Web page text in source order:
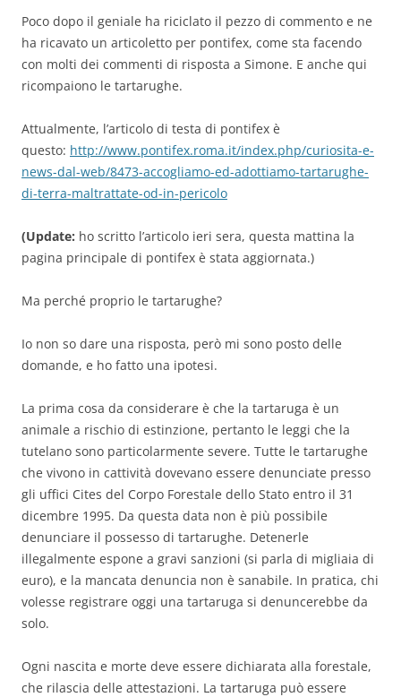
Poco dopo il geniale ha riciclato il pezzo di commento e ne
ha ricavato un articoletto per pontifex, come sta facendo
con molti dei commenti di risposta a Simone. E anche qui
ricompaiono le tartarughe.
Attualmente, l’articolo di testa di pontifex è
questo: http://www.pontifex.roma.it/index.php/curiosita-e-
news-dal-web/8473-accogliamo-ed-adottiamo-tartarughe-
di-terra-maltrattate-od-in-pericolo
(Update: ho scritto l’articolo ieri sera, questa mattina la
pagina principale di pontifex è stata aggiornata.)
Ma perché proprio le tartarughe?
Io non so dare una risposta, però mi sono posto delle
domande, e ho fatto una ipotesi.
La prima cosa da considerare è che la tartaruga è un
animale a rischio di estinzione, pertanto le leggi che la
tutelano sono particolarmente severe. Tutte le tartarughe
che vivono in cattività dovevano essere denunciate presso
gli uffici Cites del Corpo Forestale dello Stato entro il 31
dicembre 1995. Da questa data non è più possibile
denunciare il possesso di tartarughe. Detenerle
illegalmente espone a gravi sanzioni (si parla di migliaia di
euro), e la mancata denuncia non è sanabile. In pratica, chi
volesse registrare oggi una tartaruga si denuncerebbe da
solo.
Ogni nascita e morte deve essere dichiarata alla forestale,
che rilascia delle attestazioni. La tartaruga può essere